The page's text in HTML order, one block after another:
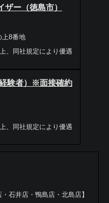
ザー（徳島市）
上8番地
、同社規定により優遇
経験者）※面接確約
、同社規定により優遇
石井店・鴨島店・北島店】